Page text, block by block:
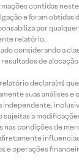
contidas
e foram obtidas
por
relatório.
considerando a
de
declara(m)
suas análises e
independente,
a
condições de
e operações